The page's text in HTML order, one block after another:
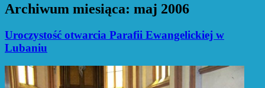
Archiwum miesiąca: maj 2006
Uroczystość otwarcia Parafii Ewangelickiej w
Lubaniu